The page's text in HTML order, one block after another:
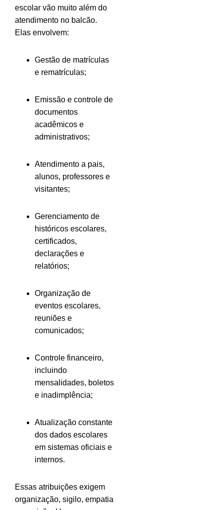
escolar vão muito além do
atendimento no balcão.
Elas envolvem:
Gestão de matrículas
e rematrículas;
Emissão e controle de
documentos
acadêmicos e
administrativos;
Atendimento a pais,
alunos, professores e
visitantes;
Gerenciamento de
históricos escolares,
certificados,
declarações e
relatórios;
Organização de
eventos escolares,
reuniões e
comunicados;
Controle financeiro,
incluindo
mensalidades, boletos
e inadimplência;
Atualização constante
dos dados escolares
em sistemas oficiais e
internos.
Essas atribuições exigem
organização, sigilo, empatia